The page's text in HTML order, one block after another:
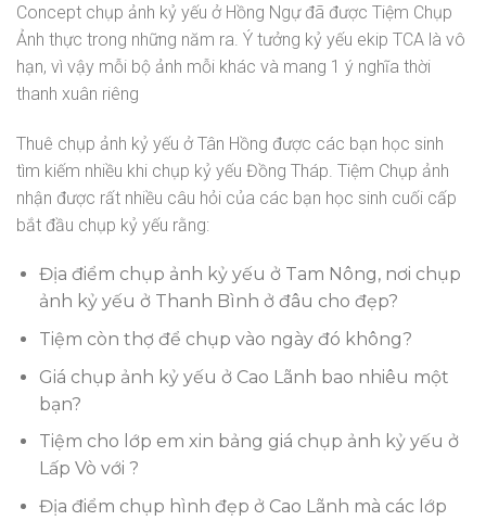
Concept chụp ảnh kỷ yếu ở Hồng Ngự đã được Tiệm Chụp
Ảnh thực trong những năm ra. Ý tưởng kỷ yếu ekip TCA là vô
hạn, vì vậy mỗi bộ ảnh mỗi khác và mang 1 ý nghĩa thời
thanh xuân riêng
Thuê chụp ảnh kỷ yếu ở Tân Hồng được các bạn học sinh
tìm kiếm nhiều khi chụp kỷ yếu Đồng Tháp. Tiệm Chụp ảnh
nhận được rất nhiều câu hỏi của các bạn học sinh cuối cấp
bắt đầu chụp kỷ yếu rằng:
Địa điểm chụp ảnh kỷ yếu ở Tam Nông, nơi chụp
ảnh kỷ yếu ở Thanh Bình ở đâu cho đẹp?
Tiệm còn thợ để chụp vào ngày đó không?
Giá chụp ảnh kỷ yếu ở Cao Lãnh bao nhiêu một
bạn?
Tiệm cho lớp em xin bảng giá chụp ảnh kỷ yếu ở
Lấp Vò với ?
Địa điểm chụp hình đẹp ở Cao Lãnh mà các lớp